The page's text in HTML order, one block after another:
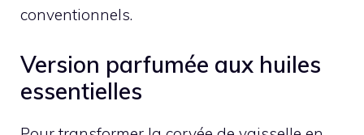
conventionnels.
Version parfumée aux huiles
essentielles